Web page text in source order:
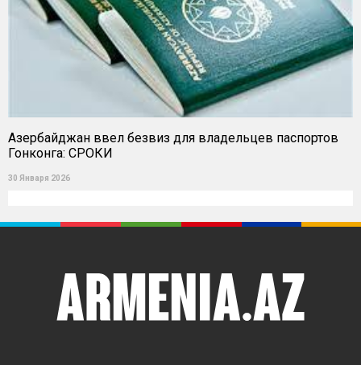
Азербайджан ввел безвиз для владельцев паспортов
Гонконга: СРОКИ
30 Января 2026